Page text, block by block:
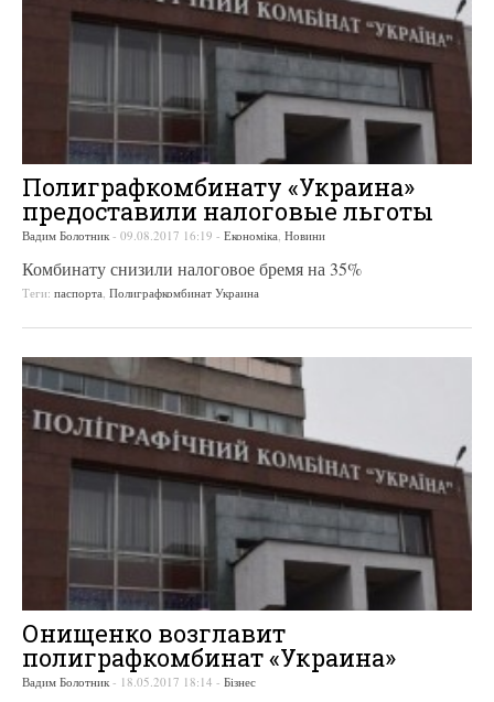
Полиграфкомбинату «Украина»
предоставили налоговые льготы
Вадим Болотник - 09.08.2017 16:19 - Економіка Новини
Комбинату снизили налоговое бремя на 35%
Теги: паспорта Полиграфкомбинат Украина
Онищенко возглавит
полиграфкомбинат «Украина»
Вадим Болотник - 18.05.2017 18:14 - Бізнес